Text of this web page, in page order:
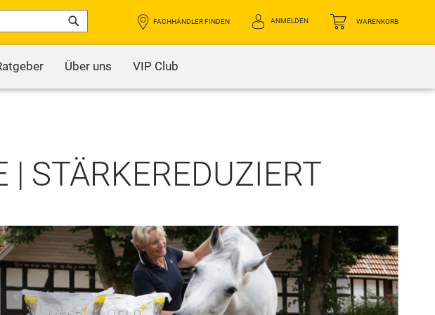
WARENKORB
FACHHÄNDLER FINDEN ANMELDEN
Search
Über uns VIP Club
| STÄRKEREDUZIERT